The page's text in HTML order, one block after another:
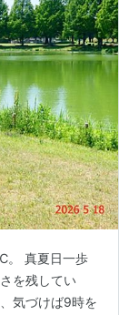
。 真夏日一歩
を残してい
気づけば9時を